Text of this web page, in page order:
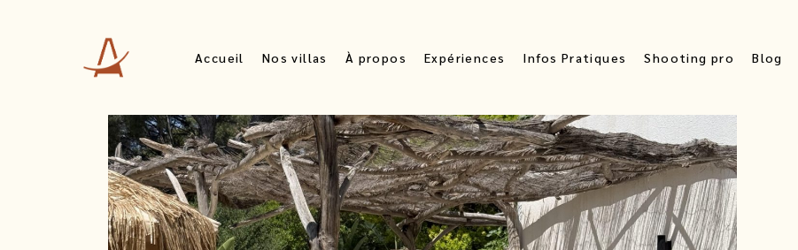
Accueil Nos villas
Villa Adoura
Villa Ama
Villa Ista
À propos Expériences Infos Pratiques Shooting pro Blog
Villa Ista